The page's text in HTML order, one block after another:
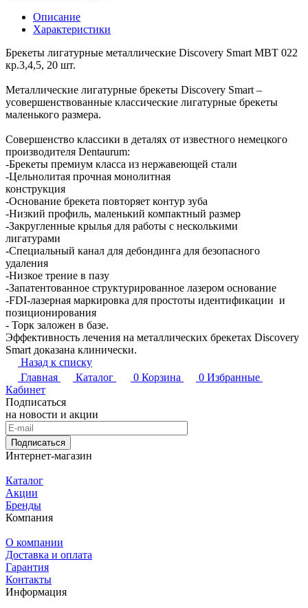
Описание
Характеристики
Брекеты лигатурные металлические Discovery Smart МВТ 022
кр.3,4,5, 20 шт.
Металлические лигатурные брекеты Discovery Smart –
усовершенствованные классические лигатурные брекеты
маленького размера.
Совершенство классики в деталях от известного немецкого
производителя Dentaurum:
-Брекеты премиум класса из нержавеющей стали
-Цельнолитая прочная монолитная
конструкция
-Основание брекета повторяет контур зуба
-Низкий профиль, маленький компактный размер
-Закругленные крылья для работы с несколькими
лигатурами
-Специальный канал для дебондинга для безопасного
удаления
-Низкое трение в пазу
-Запатентованное структурированное лазером основание
-FDI-лазерная маркировка для простоты идентификации и
позиционирования
- Торк заложен в базе.
Эффективность лечения на металлических брекетах Discovery
Smart доказана клинически.
Назад к списку
Главная
Каталог 0 Корзина 0 Избранные
Кабинет
Подписаться
на новости и акции
Подписаться
Интернет-магазин
Каталог
Акции
Бренды
Компания
О компании
Доставка и оплата
Гарантия
Контакты
Информация